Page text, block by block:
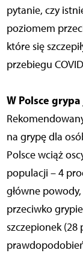
pytanie, czy
poziomem
które się
przebiegu
W Polsce
na grypę dla
Polsce wciąż
populacji – 4
główne
przeciwko
szczepionek (28